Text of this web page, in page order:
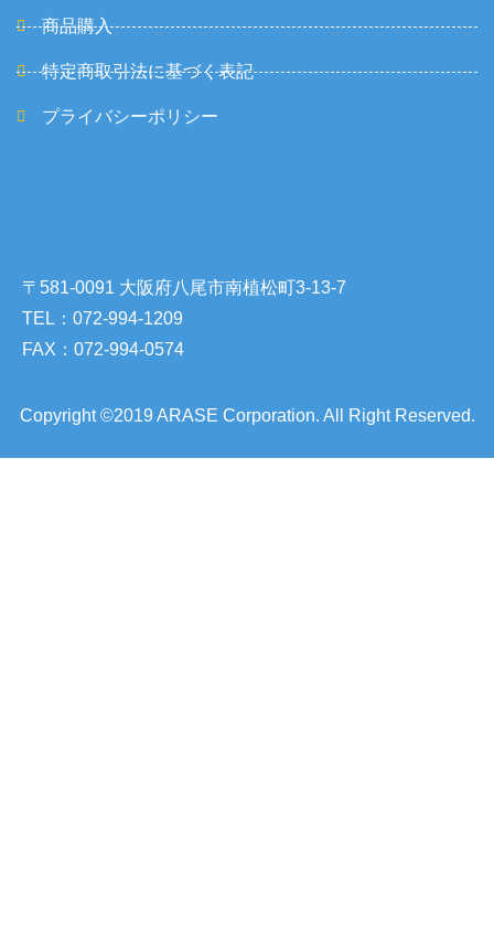
商品購入
特定商取引法に基づく表記
プライバシーポリシー
〒581-0091 大阪府八尾市南植松町3-13-7
TEL：072-994-1209
FAX：072-994-0574
Copyright ©2019 ARASE Corporation. All Right Reserved.